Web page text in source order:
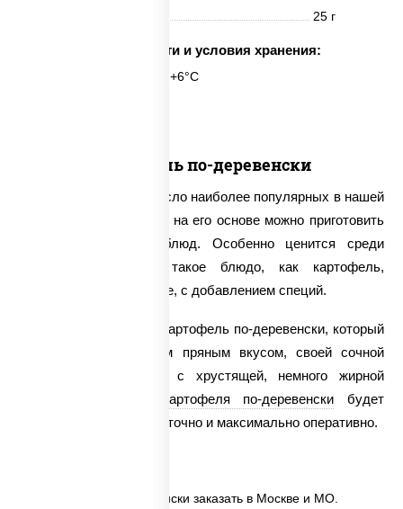
25 г
Срок годности и условия хранения:
6 часов при t° от +2°C до +6°C
Картофель по-деревенски
Картофель входит в число наиболее популярных в нашей
стране продуктов, ведь на его основе можно приготовить
множество лакомых блюд. Особенно ценится среди
настоящих гурманов такое блюдо, как картофель,
обжаренный во фритюре, с добавлением специй.
У нас можно заказать картофель по-деревенски, который
приятно поразит своим пряным вкусом, своей сочной
мякотью в сочетании с хрустящей, немного жирной
Доставка картофеля по-деревенски будет
осуществлена круглосуточно и максимально оперативно.
✅ Картофель по-деревенски заказать в Москве и МО.